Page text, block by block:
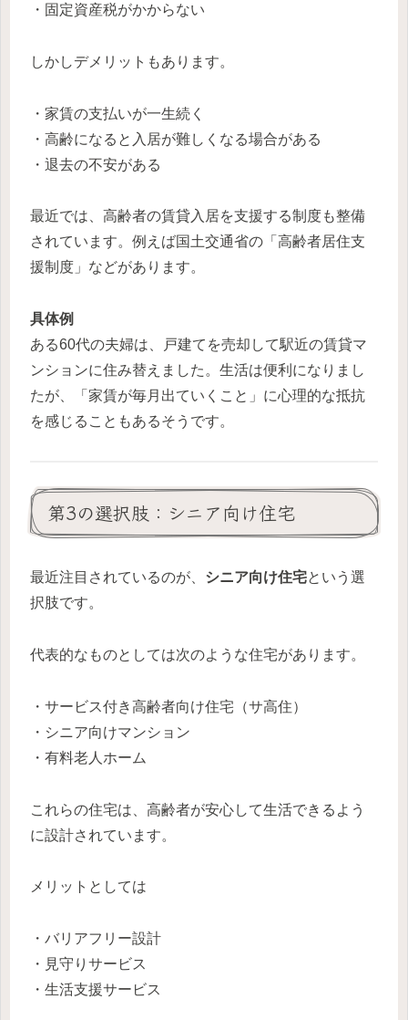
・固定資産税がかからない
しかしデメリットもあります。
・家賃の支払いが一生続く
・高齢になると入居が難しくなる場合がある
・退去の不安がある
最近では、高齢者の賃貸入居を支援する制度も整備
されています。例えば国土交通省の「高齢者居住支
援制度」などがあります。
具体例
ある60代の夫婦は、戸建てを売却して駅近の賃貸マ
ンションに住み替えました。生活は便利になりまし
たが、「家賃が毎月出ていくこと」に心理的な抵抗
を感じることもあるそうです。
第3の選択肢：シニア向け住宅
最近注目されているのが、 シニア向け住宅という選
択肢です。
代表的なものとしては次のような住宅があります。
・サービス付き高齢者向け住宅（サ高住）
・シニア向けマンション
・有料老人ホーム
これらの住宅は、高齢者が安心して生活できるよう
に設計されています。
メリットとしては
・バリアフリー設計
・見守りサービス
・生活支援サービス